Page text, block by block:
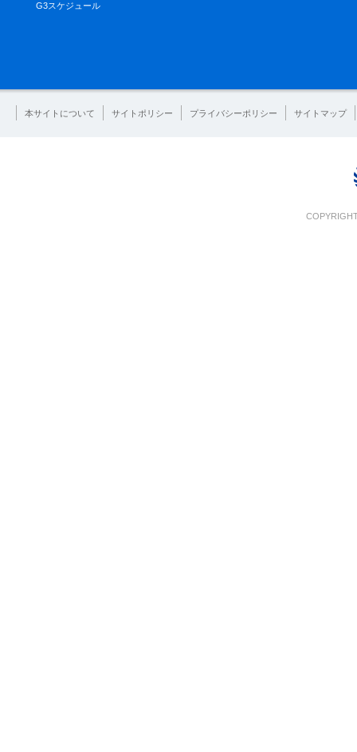
G3スケジュール
本サイトについて サイトポリシー プライバシーポリシー サイトマップ